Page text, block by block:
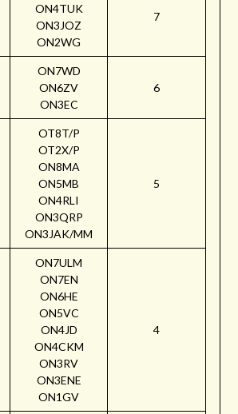
ON4TUK
ON3JOZ
ON2WG
7
ON7WD
ON6ZV
ON3EC
6
OT8T/P
OT2X/P
ON8MA
ON5MB
ON4RLI
ON3QRP
ON3JAK/MM
5
ON7ULM
ON7EN
ON6HE
ON5VC
ON4JD
ON4CKM
ON3RV
ON3ENE
ON1GV
4